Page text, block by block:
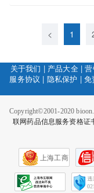
< 1
关于我们 | 产品大全|
服务协议 | 隐私保护 |免
Copyright©2001-2020
联网药品信息服务资格证
上海工商